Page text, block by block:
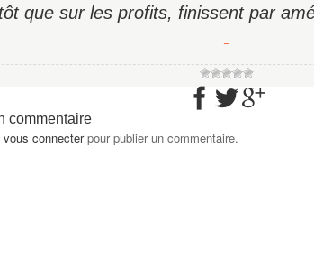
que sur les profits, finissent par
−
commentaire
vous connecterpour publier un commentaire.